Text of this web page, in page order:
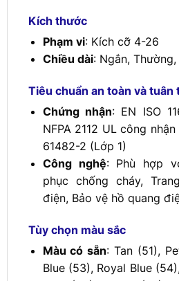
Kích thước
Phạm vi: Kích cỡ 4-26
Chiều dài: Ngắn, Thường,
Tiêu chuẩn an toàn và tuân
Chứng nhận: EN ISO
NFPA 2112 UL công
61482-2 (Lớp 1)
Công nghệ: Phù hợp
phục chống cháy,
điện, Bảo vệ hồ quang
Tùy chọn màu sắc
Màu có sẵn: Tan (51),
Blue (53), Royal Blue